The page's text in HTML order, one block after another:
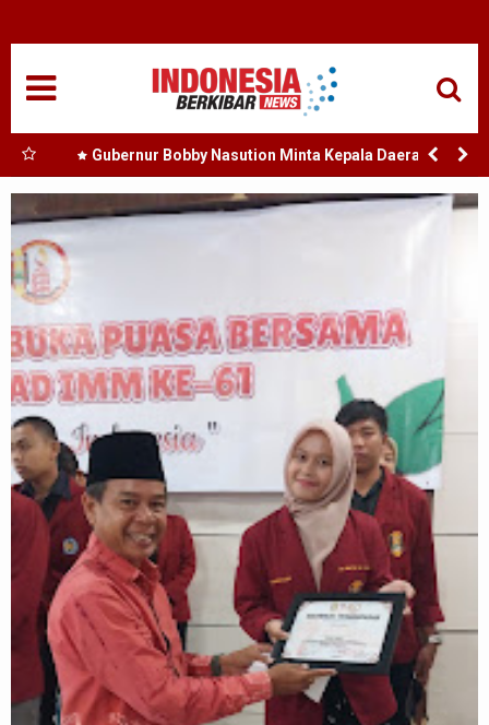
Gubernur Bobby Nasution Minta Kepala Daerah se-
Kepulauan Nias Percepat Usulan BKP 2027
NASIONAL
SUMUT
MEDAN
TANJUNGBALAI
ACEH
EDUKASI
ADVETORIAL
REDAKSI